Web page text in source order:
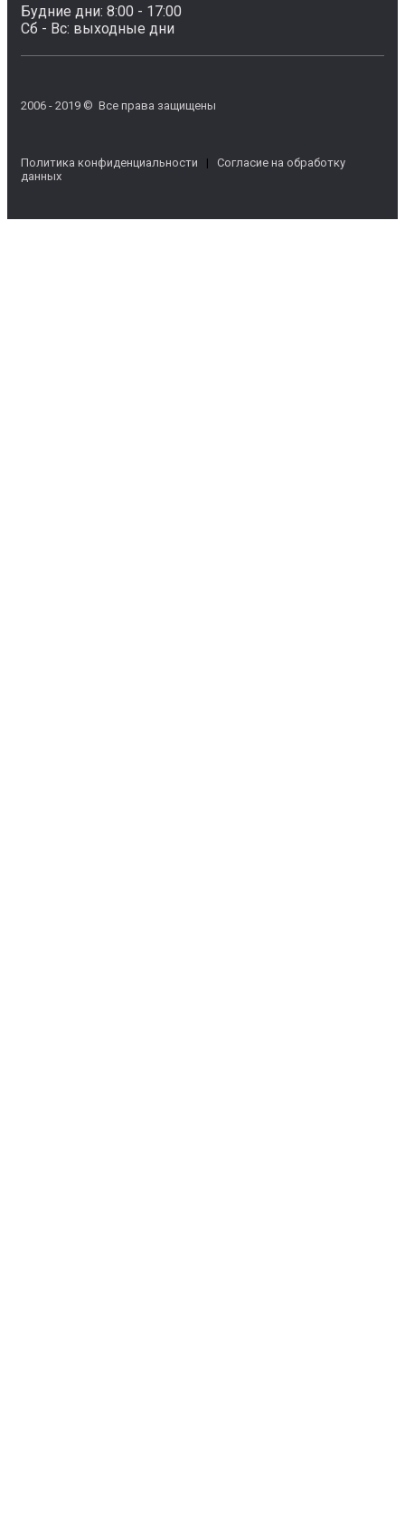
Будние дни: 8:00 - 17:00
Сб - Вс: выходные дни
2006 - 2019 © Все права защищены
Политика конфиденциальности | Согласие на обработку
данных